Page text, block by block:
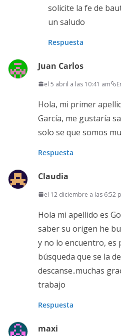
solicite la fe de
un saludo
Respuesta
Juan Carlos
el 5 abril a las 10:41 am
Hola, mi primer
García, me gustaría
solo se que somos
Respuesta
Claudia
el 12 diciembre a las 6:52
Hola mi apellido es
saber su origen he
y no lo encuentro, es
búsqueda que se la
descanse..muchas
trabajo
Respuesta
maxi